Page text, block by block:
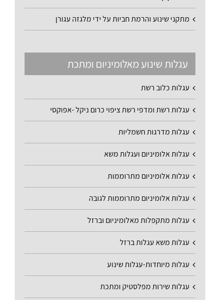
מתקני שינוע והרמת חביות על ידי מלגזה עגורן
עגלות שינוע מאלומיניום ומתכת
עגלות כלוב רשת
עגלות רשת ומדפי רשת ציפוי כרום ניקל -אפוקסי
עגלות מדרגות חשמליות
עגלות אלומיניום ועגלות משא
עגלות אלומיניום מתרוממות
עגלות אלומיניום מתרוממות לגובה
עגלות מתקפלות מאלומיניום וברזל
עגלות משא עגלות ברזל
עגלות מיוחדות-עגלות שינוע
עגלות שירות מפלסטיק ומתכת